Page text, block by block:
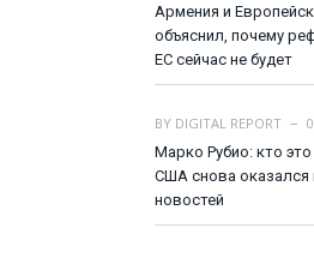
Армения и
объяснил, почему
ЕС сейчас не будет
BY DIGITAL REPORT
Марко Рубио: кто
США снова
новостей